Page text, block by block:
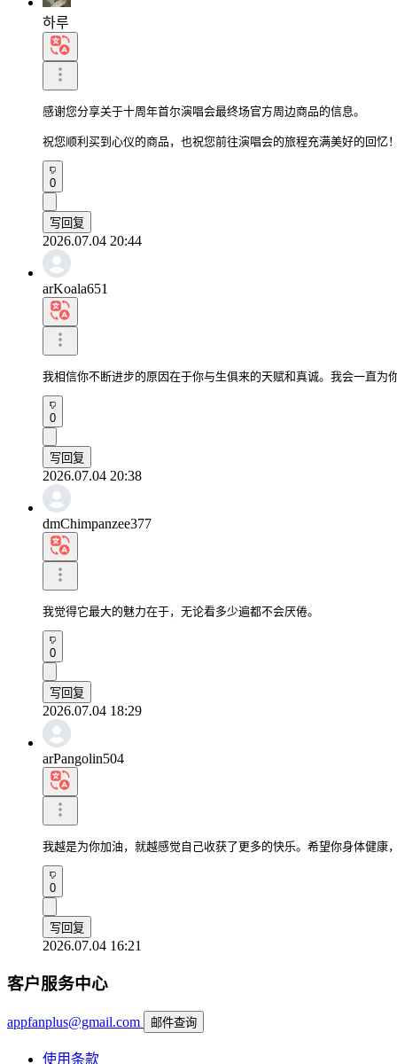
하루
感谢您分享关于十周年首尔演唱会最终场官方周边商品的信息。
祝您顺利买到心仪的商品，也祝您前往演唱会的旅程充满美好的回忆
0
写回复
2026.07.04 20:44
arKoala651
我相信你不断进步的原因在于你与生俱来的天赋和真诚。我会一直为
0
写回复
2026.07.04 20:38
dmChimpanzee377
我觉得它最大的魅力在于，无论看多少遍都不会厌倦。
0
写回复
2026.07.04 18:29
arPangolin504
我越是为你加油，就越感觉自己收获了更多的快乐。希望你身体健康
0
写回复
2026.07.04 16:21
客户服务中心
appfanplus@gmail.com 邮件查询
使用条款